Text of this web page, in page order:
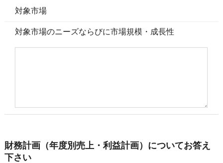
対象市場
対象市場のニーズならびに市場規模・成長性
財務計画（年度別売上・利益計画）についてお答え
下さい